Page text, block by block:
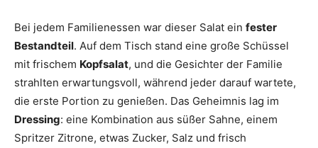
Bei jedem Familienessen war dieser Salat ein fester
Bestandteil. Auf dem Tisch stand eine große Schüssel
mit frischem Kopfsalat, und die Gesichter der Familie
strahlten erwartungsvoll, während jeder darauf wartete,
die erste Portion zu genießen. Das Geheimnis lag im
Dressing: eine Kombination aus süßer Sahne, einem
Spritzer Zitrone, etwas Zucker, Salz und frisch